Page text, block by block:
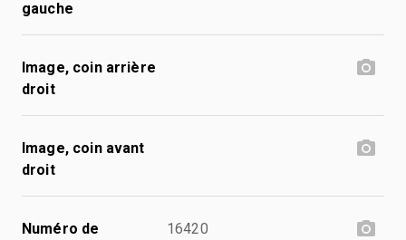
gauche
Image, coin arrière
droit
Image, coin avant
droit
Numéro de
16420